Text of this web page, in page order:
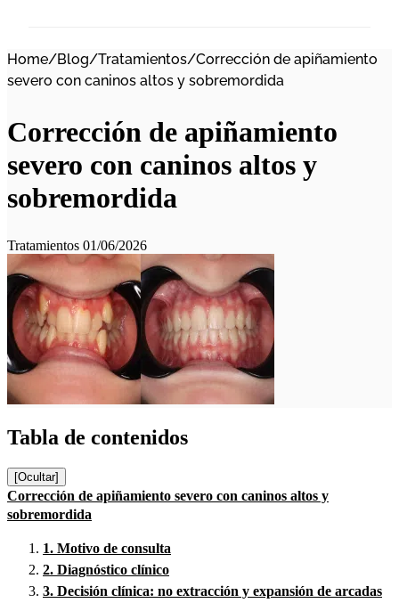
Home/Blog/Tratamientos/Corrección de apiñamiento
severo con caninos altos y sobremordida
Corrección de apiñamiento
severo con caninos altos y
sobremordida
Tratamientos 01/06/2026
Tabla de contenidos
[Ocultar]
Corrección de apiñamiento severo con caninos altos y
sobremordida
1. Motivo de consulta
2. Diagnóstico clínico
3. Decisión clínica: no extracción y expansión de arcadas